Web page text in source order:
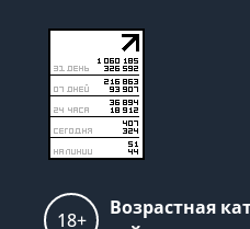
18+
Возрастная